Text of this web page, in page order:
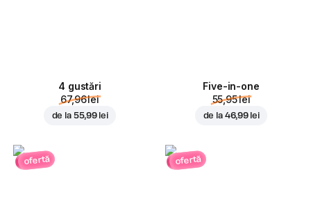
4 gustări
67,96 lei
de la 55,99 lei
Five-in-one
55,95 lei
de la 46,99 lei
ofertă ofertă